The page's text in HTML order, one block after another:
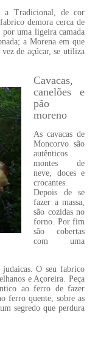
a Tradicional, de cor
demora cerca de
por uma ligeira camada
a Morena em que
de açúcar, se utiliza
Cavacas,
canelões e
pão
moreno
As cavacas de
Moncorvo são
autênticos
montes de
neve, doces e
crocantes.
Depois de se
fazer a massa,
são cozidas no
forno. Por fim
são cobertas
com uma
judaicas. O seu fabrico
e Açoreira. Peça
ao ferro de fazer
ferro quente, sobre as
segredo que perdura